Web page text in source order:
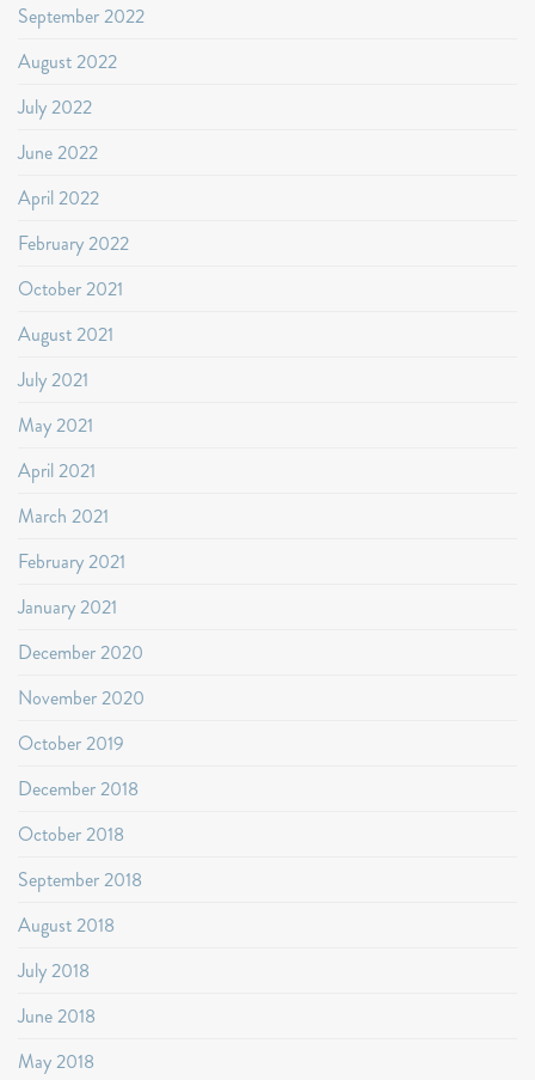
September 2022
August 2022
July 2022
June 2022
April 2022
February 2022
October 2021
August 2021
July 2021
May 2021
April 2021
March 2021
February 2021
January 2021
December 2020
November 2020
October 2019
December 2018
October 2018
September 2018
August 2018
July 2018
June 2018
May 2018